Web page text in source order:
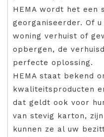
HEMA wordt het een
georganiseerder. Of
woning verhuist of
opbergen, de
perfecte oplossing.
HEMA staat bekend
kwaliteitsproducten
dat geldt ook voor
van stevig karton,
kunnen ze al uw